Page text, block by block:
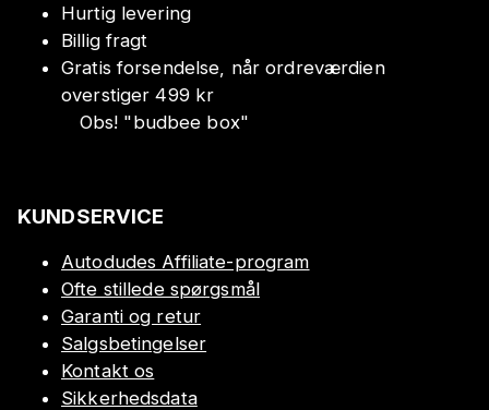
Hurtig levering
Billig fragt
Gratis forsendelse, når ordreværdien
overstiger 499 kr
Obs! "budbee box"
KUNDSERVICE
Autodudes Affiliate-program
Ofte stillede spørgsmål
Garanti og retur
Salgsbetingelser
Kontakt os
Sikkerhedsdata